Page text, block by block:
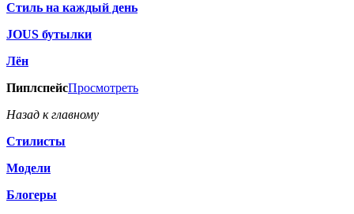
Стиль на каждый день
JOUS бутылки
Лён
ПиплспейсПросмотреть
Назад к главному
Стилисты
Модели
Блогеры